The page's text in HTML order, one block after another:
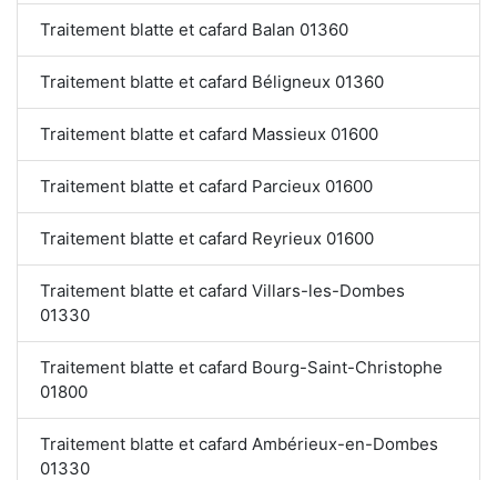
Traitement blatte et cafard Balan 01360
Traitement blatte et cafard Béligneux 01360
Traitement blatte et cafard Massieux 01600
Traitement blatte et cafard Parcieux 01600
Traitement blatte et cafard Reyrieux 01600
Traitement blatte et cafard Villars-les-Dombes
01330
Traitement blatte et cafard Bourg-Saint-Christophe
01800
Traitement blatte et cafard Ambérieux-en-Dombes
01330